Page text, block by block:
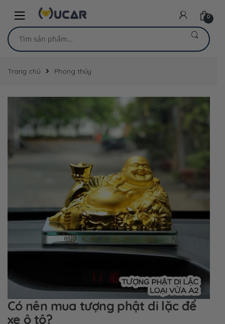
navigation
content
0
Tìm
kiếm:
Trang chủ Phong thủy
Có nên mua tượng phật di lặc để
xe ô tô?